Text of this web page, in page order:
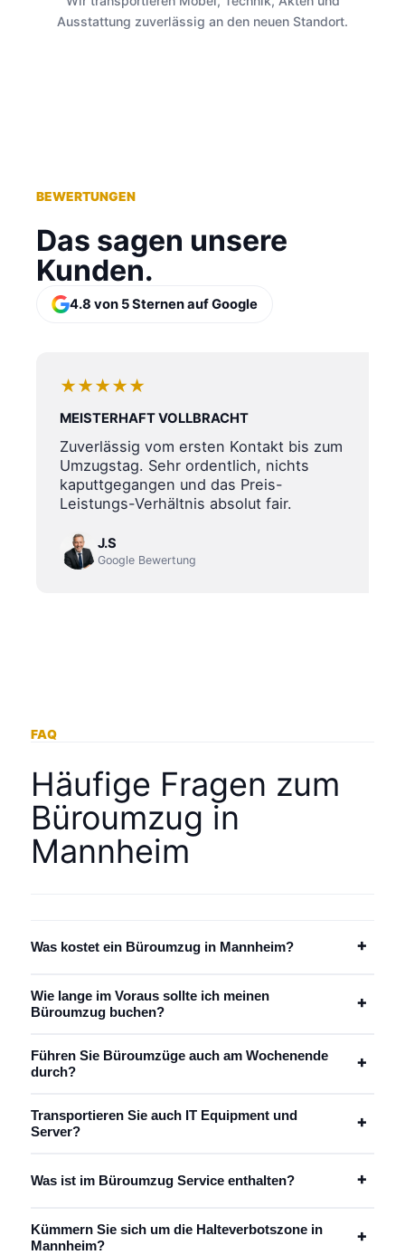
Ausstattung zuverlässig an den neuen Standort.
BEWERTUNGEN
Das sagen unsere
Kunden.
4.8 von 5 Sternen auf Google
★★★★★
MEISTERHAFT VOLLBRACHT
Zuverlässig vom ersten Kontakt bis zum
Umzugstag. Sehr ordentlich, nichts
kaputtgegangen und das Preis-
Leistungs-Verhältnis absolut fair.
J.S
Google Bewertung
FAQ
Häufige Fragen zum
Büroumzug in
Mannheim
Was kostet ein Büroumzug in Mannheim? +
Wie lange im Voraus sollte ich meinen
Büroumzug buchen?
+
Führen Sie Büroumzüge auch am Wochenende
durch?
+
Transportieren Sie auch IT Equipment und
Server?
+
Was ist im Büroumzug Service enthalten? +
Kümmern Sie sich um die Halteverbotszone in
Mannheim?
+